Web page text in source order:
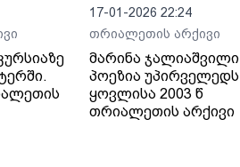
17-01-2026 22:24
თრიალეთის არქივი
მარინა ჯალიაშვილი
პოეზია უპირველედს
ყოვლისა 2003 წ
თრიალეთის არქივი